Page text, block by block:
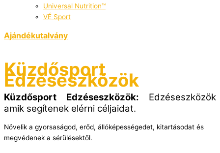
Universal Nutrition™
VÉ Sport
Ajándékutalvány
Küzdősport
Edzéseszközök
Küzdősport Edzéseszközök: Edzéseszközök
amik segítenek elérni céljaidat.
Növelik a gyorsaságod, erőd, állóképességedet, kitartásodat és
megvédenek a sérülésektől.